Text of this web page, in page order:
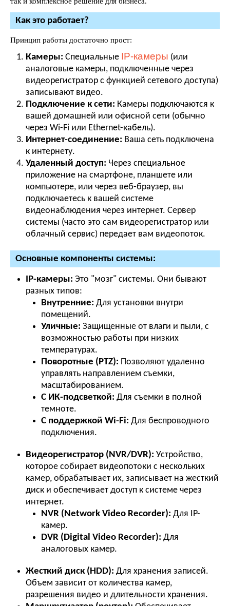
Как это работает?
Принцип работы достаточно прост:
Камеры: Специальные IP-камеры (или
аналоговые камеры, подключенные через
видеорегистратор с функцией сетевого доступа)
записывают видео.
Подключение к сети: Камеры подключаются к
вашей домашней или офисной сети (обычно
через Wi-Fi или Ethernet-кабель).
Интернет-соединение: Ваша сеть подключена
к интернету.
Удаленный доступ: Через специальное
приложение на смартфоне, планшете или
компьютере, или через веб-браузер, вы
подключаетесь к вашей системе
видеонаблюдения через интернет. Сервер
системы (часто это сам видеорегистратор или
облачный сервис) передает вам видеопоток.
Основные компоненты системы:
IP-камеры: Это "мозг" системы. Они бывают
разных типов:
Внутренние: Для установки внутри
помещений.
Уличные: Защищенные от влаги и пыли, с
возможностью работы при низких
температурах.
Поворотные (PTZ): Позволяют удаленно
управлять направлением съемки,
масштабированием.
С ИК-подсветкой: Для съемки в полной
темноте.
С поддержкой Wi-Fi: Для беспроводного
подключения.
Видеорегистратор (NVR/DVR): Устройство,
которое собирает видеопотоки с нескольких
камер, обрабатывает их, записывает на жесткий
диск и обеспечивает доступ к системе через
интернет.
NVR (Network Video Recorder): Для IP-
камер.
DVR (Digital Video Recorder): Для
аналоговых камер.
Жесткий диск (HDD): Для хранения записей.
Объем зависит от количества камер,
разрешения видео и длительности хранения.